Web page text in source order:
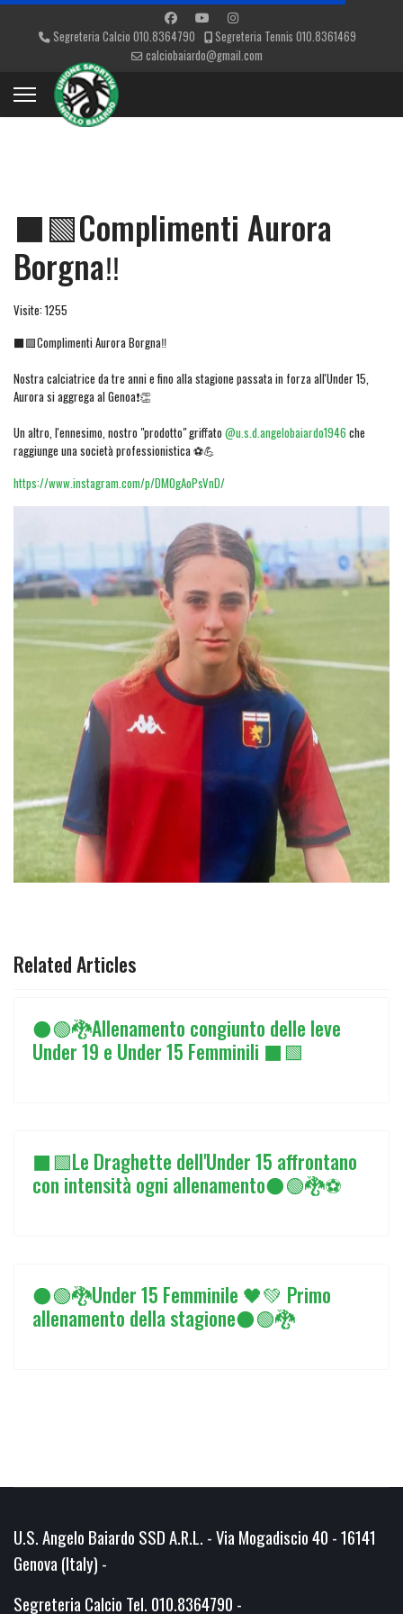
Segreteria Calcio 010.8364790
Segreteria Tennis 010.8361469
calciobaiardo@gmail.com
⬛🟩Complimenti Aurora
Borgna‼️
Visite: 1255
⬛🟩Complimenti Aurora Borgna‼️
Nostra calciatrice da tre anni e fino alla stagione passata in forza all'Under 15,
Aurora si aggrega al Genoa❗👏
Un altro, l'ennesimo, nostro "prodotto" griffato @u.s.d.angelobaiardo1946 che
raggiunge una società professionistica ⚽💪
https://www.instagram.com/p/DM0gAoPsVnD/
Related Articles
⚫🟢🐉Allenamento congiunto delle leve
Under 19 e Under 15 Femminili ⬛🟩
⬛🟩Le Draghette dell'Under 15 affrontano
con intensità ogni allenamento⚫🟢🐉⚽
⚫🟢🐉Under 15 Femminile 🖤💚 Primo
allenamento della stagione⚫🟢🐉
U.S. Angelo Baiardo SSD A.R.L. - Via Mogadiscio 40 - 16141
Genova (Italy) -
Segreteria Calcio Tel. 010.8364790 -